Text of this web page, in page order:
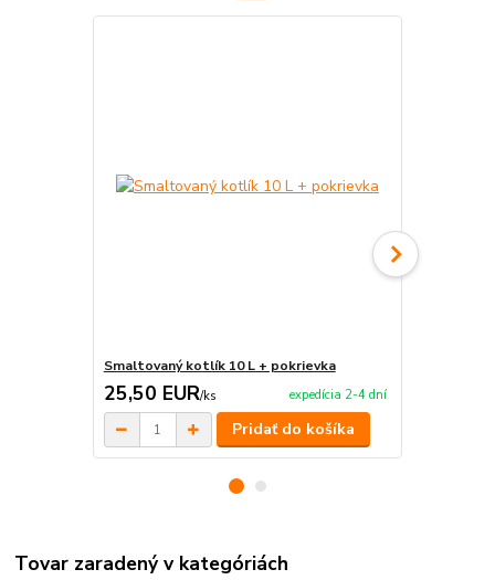
Smaltovaný kotlík 10 L + pokrievka
25,50 EUR/ks expedícia 2-4 dní
Pridať do košíka
Tovar zaradený v kategóriách